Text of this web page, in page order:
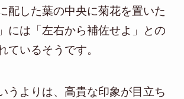
配した葉の中央に菊花を置いた
には「左右から補佐せよ」との
ているそうです。
うよりは、高貴な印象が目立ち